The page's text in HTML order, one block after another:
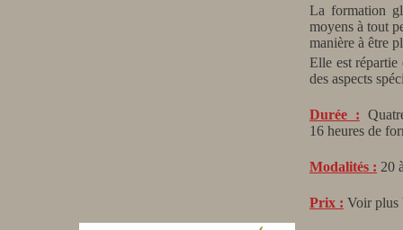
La formation
moyens à tout
manière à être
Elle est
des aspects
Durée :
16 heures de
Modalités : 20
Prix : Voir plus